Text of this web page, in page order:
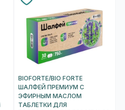
BIOFORTE/BIO FORTE
ШАЛФЕЙ ПРЕМИУМ С
ЭФИРНЫМ МАСЛОМ
ТАБЛЕТКИ ДЛЯ